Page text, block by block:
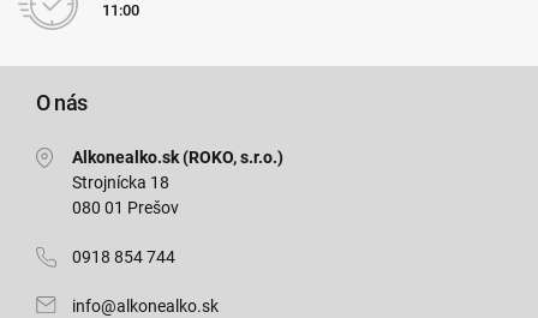
11:00
O nás
Alkonealko.sk (ROKO, s.r.o.)
Strojnícka 18
080 01 Prešov
0918 854 744
info@alkonealko.sk